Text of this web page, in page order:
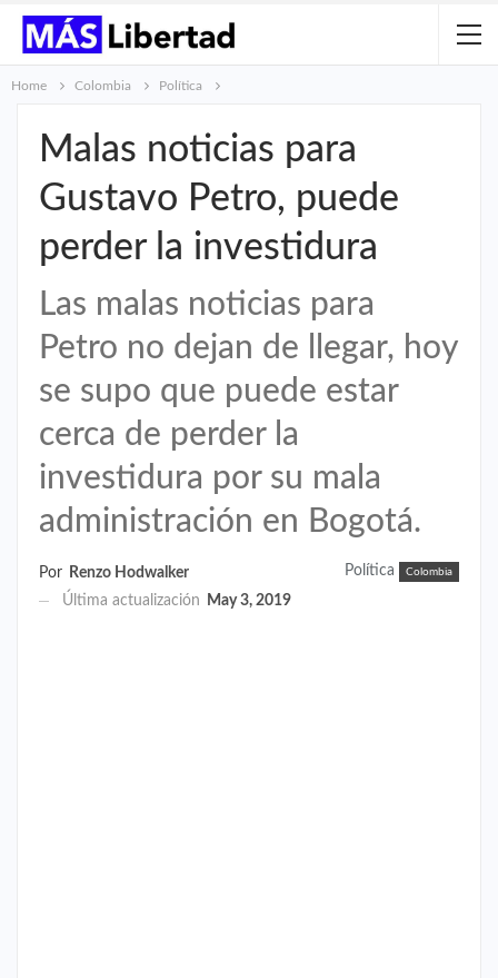
Home Colombia Política
Malas noticias para
Gustavo Petro, puede
perder la investidura
Las malas noticias para
Petro no dejan de llegar, hoy
se supo que puede estar
cerca de perder la
investidura por su mala
administración en Bogotá.
Política Colombia
Por
Renzo Hodwalker
Última actualización
May 3, 2019